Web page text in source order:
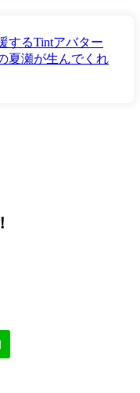
するTintアバター
夏瀬が生んでくれ